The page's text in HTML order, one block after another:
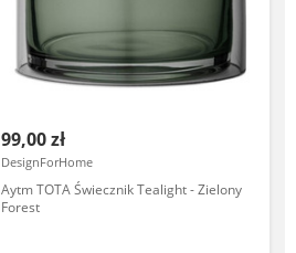
99,00 zł
DesignForHome
Aytm TOTA Świecznik Tealight - Zielony
Forest